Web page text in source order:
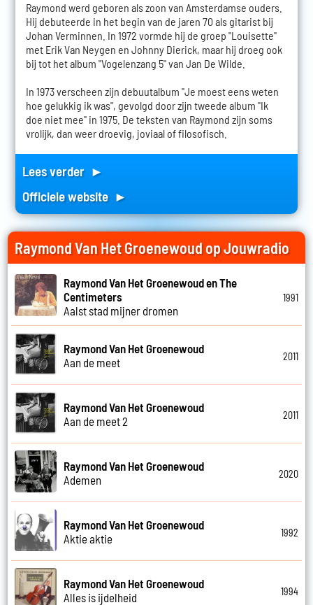
Raymond werd geboren als zoon van Amsterdamse ouders.
Hij debuteerde in het begin van de jaren 70 als gitarist bij
Johan Verminnen. In 1972 vormde hij de groep "Louisette"
met Erik Van Neygen en Johnny Dierick, maar hij droeg ook
bij tot het album "Vogelenzang 5" van Jan De Wilde.
In 1973 verscheen zijn debuutalbum "Je moest eens weten
hoe gelukkig ik was", gevolgd door zijn tweede album "Ik
doe niet mee" in 1975. De teksten van Raymond zijn soms
vrolijk, dan weer droevig, joviaal of filosofisch.
Lees verder ►
Officiele website ►
Raymond Van Het Groenewoud op Jouwradio
Raymond Van Het Groenewoud en The
Centimeters
Aalst stad mijner dromen
1991
Raymond Van Het Groenewoud
Aan de meet
2011
Raymond Van Het Groenewoud
Aan de meet 2
2011
Raymond Van Het Groenewoud
Ademen
2020
Raymond Van Het Groenewoud
Aktie aktie
1992
Raymond Van Het Groenewoud
Alles is ijdelheid
1994